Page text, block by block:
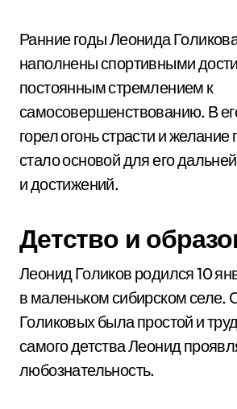
Ранние годы Леонида
наполнены спортивными
постоянным стремлением к
самосовершенствованию. В
горел огонь страсти и
стало основой для его
и достижений.
Детство и
Леонид Голиков родился 10
в маленьком сибирском селе.
Голиковых была простой и
самого детства Леонид
любознательность.